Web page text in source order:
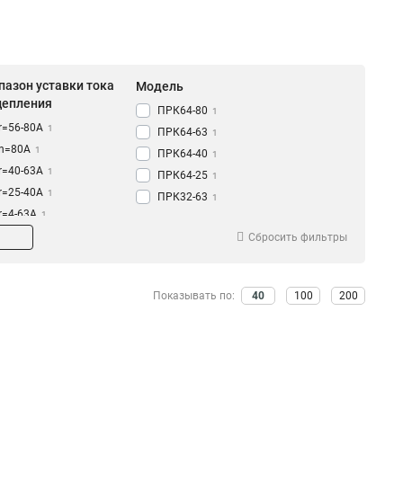
уставки тока
80A 1
1
63A 1
40A 1
63A 1
Модель
ПРК64-80 1
ПРК64-63 1
ПРК64-40 1
ПРК64-25 1
ПРК32-63 1
Сбросить фильтры
Показывать по: 40 100 200